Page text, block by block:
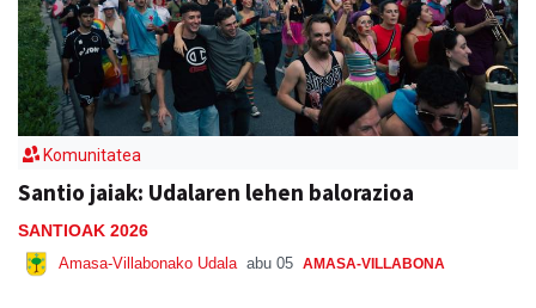
Komunitatea
Santio jaiak: Udalaren lehen balorazioa
SANTIOAK 2026
Amasa-Villabonako Udala abu 05 AMASA-VILLABONA